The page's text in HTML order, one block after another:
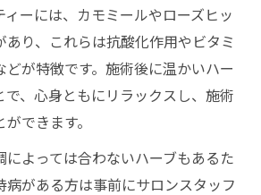
ーには、カモミールやローズヒッ
あり、これらは抗酸化作用やビタミ
どが特徴です。施術後に温かいハー
で、心身ともにリラックスし、施術
できます。
によっては合わないハーブもあるた
病がある方は事前にサロンスタッフ